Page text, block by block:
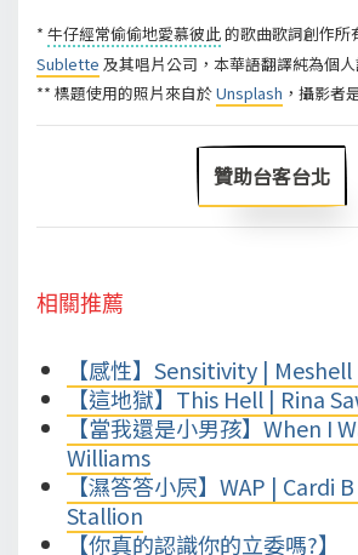
* 牛仔經常偷偷地愛慕彼此的歌曲歌詞創作所
Sublette 及其唱片公司，本華語翻譯純為個
** 標題使用的照片來自於Unsplash ，攝影者
贊助台客台北
相關推薦
【感性】Sensitivity |
【這地獄】This Hell | Rina
【當我還是小男孩】When I
Williams
【濕答答小屄】WAP | Cardi
Stallion
【你真的認識你的立委嗎?】